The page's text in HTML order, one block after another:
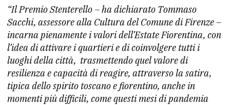
“Il Premio Stenterello – ha dichiarato Tommaso
Sacchi, assessore alla Cultura del Comune di Firenze –
incarna pienamente i valori dell’Estate Fiorentina, con
l’idea di attivare i quartieri e di coinvolgere tutti i
luoghi della città, trasmettendo quel valore di
resilienza e capacità di reagire, attraverso la satira,
tipica dello spirito toscano e fiorentino, anche in
momenti più difficili, come questi mesi di pandemia